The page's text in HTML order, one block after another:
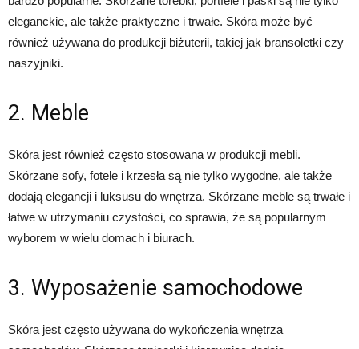
eleganckie, ale także praktyczne i trwałe. Skóra może być
również używana do produkcji biżuterii, takiej jak bransoletki czy
naszyjniki.
2. Meble
Skóra jest również często stosowana w produkcji mebli.
Skórzane sofy, fotele i krzesła są nie tylko wygodne, ale także
dodają elegancji i luksusu do wnętrza. Skórzane meble są trwałe i
łatwe w utrzymaniu czystości, co sprawia, że są popularnym
wyborem w wielu domach i biurach.
3. Wyposażenie samochodowe
Skóra jest często używana do wykończenia wnętrza